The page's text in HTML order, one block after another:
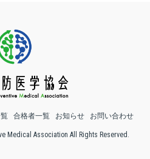
合格者一覧 お知らせ お問い合わせ
Medical Association All Rights Reserved.